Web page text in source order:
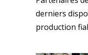
derniers
production